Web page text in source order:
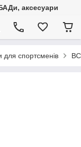
аксесуари
для спортсменів